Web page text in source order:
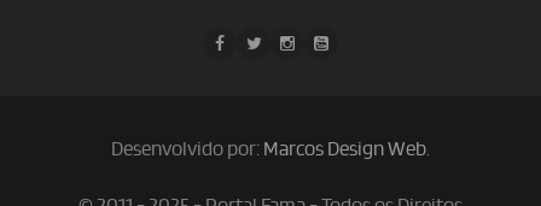
Desenvolvido por: Marcos Design Web.